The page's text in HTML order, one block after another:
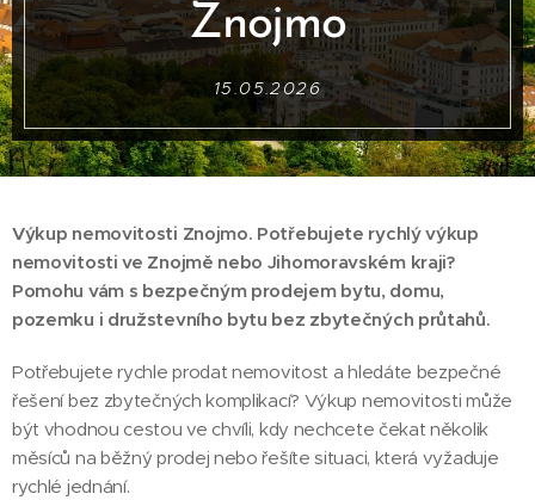
Znojmo
15.05.2026
Výkup nemovitosti Znojmo. Potřebujete rychlý výkup
nemovitosti ve Znojmě nebo Jihomoravském kraji?
Pomohu vám s bezpečným prodejem bytu, domu,
pozemku i družstevního bytu bez zbytečných průtahů.
Potřebujete rychle prodat nemovitost a hledáte bezpečné
řešení bez zbytečných komplikací? Výkup nemovitosti může
být vhodnou cestou ve chvíli, kdy nechcete čekat několik
měsíců na běžný prodej nebo řešíte situaci, která vyžaduje
rychlé jednání.